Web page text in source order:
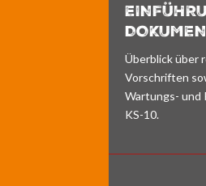
Überblick über
Vorschriften
Wartungs- und
KS-10.